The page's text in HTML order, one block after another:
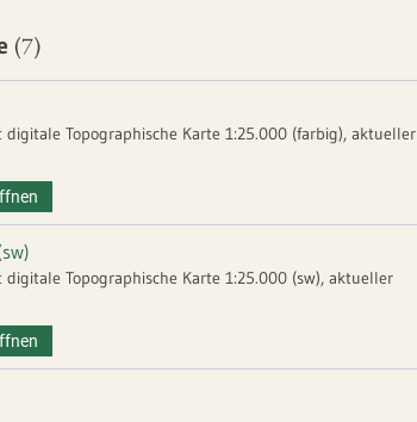
(7)
Topographische Karte 1:25.000 (farbig), aktueller
Topographische Karte 1:25.000 (sw), aktueller